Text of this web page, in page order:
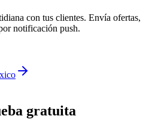
con tus clientes. Envía ofertas,
notificación push.
gratuita